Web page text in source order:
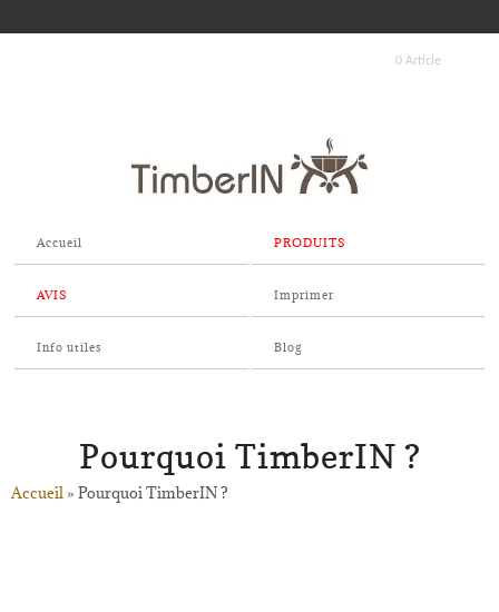
0 Article
Accueil PRODUITS
AVIS Imprimer
Info utiles Blog
Pourquoi TimberIN ?
Accueil » Pourquoi TimberIN ?